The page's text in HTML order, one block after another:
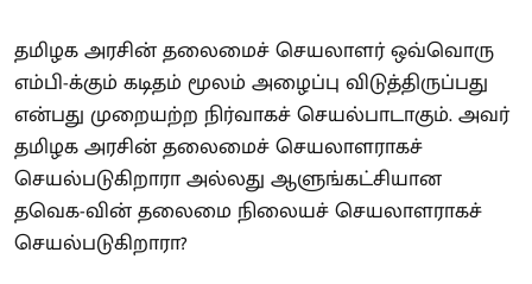
தமிழக அரசின் தலைமைச் செயலாளர் ஒவ்வொரு
எம்பி-க்கும் கடிதம் மூலம் அழைப்பு விடுத்திருப்பது
என்பது முறையற்ற நிர்வாகச் செயல்பாடாகும். அவர்
தமிழக அரசின் தலைமைச் செயலாளராகச்
செயல்படுகிறாரா அல்லது ஆளுங்கட்சியான
தவெக-வின் தலைமை நிலையச் செயலாளராகச்
செயல்படுகிறாரா?